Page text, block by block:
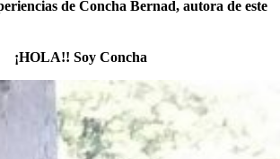
de Concha Bernad, autora de este
¡HOLA!! Soy Concha